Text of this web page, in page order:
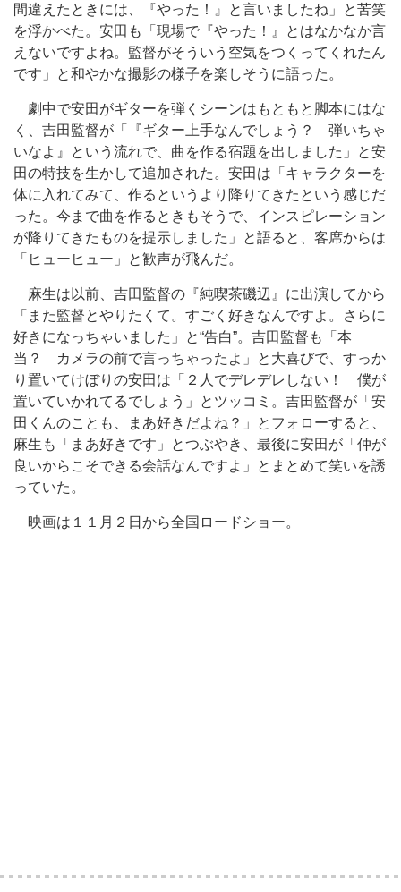
間違えたときには、『やった！』と言いましたね」と苦笑
を浮かべた。安田も「現場で『やった！』とはなかなか言
えないですよね。監督がそういう空気をつくってくれたん
です」と和やかな撮影の様子を楽しそうに語った。
劇中で安田がギターを弾くシーンはもともと脚本にはな
く、吉田監督が「『ギター上手なんでしょう？ 弾いちゃ
いなよ』という流れで、曲を作る宿題を出しました」と安
田の特技を生かして追加された。安田は「キャラクターを
体に入れてみて、作るというより降りてきたという感じだ
った。今まで曲を作るときもそうで、インスピレーション
が降りてきたものを提示しました」と語ると、客席からは
「ヒューヒュー」と歓声が飛んだ。
麻生は以前、吉田監督の『純喫茶磯辺』に出演してから
「また監督とやりたくて。すごく好きなんですよ。さらに
好きになっちゃいました」と“告白”。吉田監督も「本
当？ カメラの前で言っちゃったよ」と大喜びで、すっか
り置いてけぼりの安田は「２人でデレデレしない！ 僕が
置いていかれてるでしょう」とツッコミ。吉田監督が「安
田くんのことも、まあ好きだよね？」とフォローすると、
麻生も「まあ好きです」とつぶやき、最後に安田が「仲が
良いからこそできる会話なんですよ」とまとめて笑いを誘
っていた。
映画は１１月２日から全国ロードショー。